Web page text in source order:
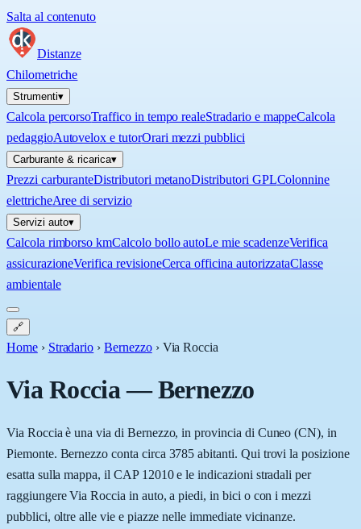
Salta al contenuto
Distanze
Chilometriche
Strumenti▾
Calcola percorsoTraffico in tempo realeStradario e mappeCalcola
pedaggioAutovelox e tutorOrari mezzi pubblici
Carburante & ricarica▾
Prezzi carburanteDistributori metanoDistributori GPLColonnine
elettricheAree di servizio
Servizi auto▾
Calcola rimborso kmCalcolo bollo autoLe mie scadenzeVerifica
assicurazioneVerifica revisioneCerca officina autorizzataClasse
ambientale
🔗
Home › Stradario › Bernezzo › Via Roccia
Via Roccia—Bernezzo
Via Roccia è una via di Bernezzo, in provincia di Cuneo (CN), in
Piemonte. Bernezzo conta circa 3785 abitanti. Qui trovi la posizione
esatta sulla mappa, il CAP 12010 e le indicazioni stradali per
raggiungere Via Roccia in auto, a piedi, in bici o con i mezzi
pubblici, oltre alle vie e piazze nelle immediate vicinanze.